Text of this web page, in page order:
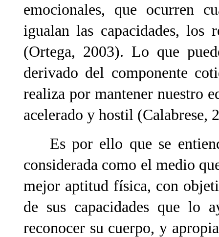
emocionales, que ocurren
igualan las capacidades, los
(Ortega, 2003). Lo que
derivado del componente
realiza por mantener nuestro
acelerado y hostil (Calabrese,
Es por ello que se
considerada como el medio
mejor aptitud física, con
de sus capacidades que lo
reconocer su cuerpo, y